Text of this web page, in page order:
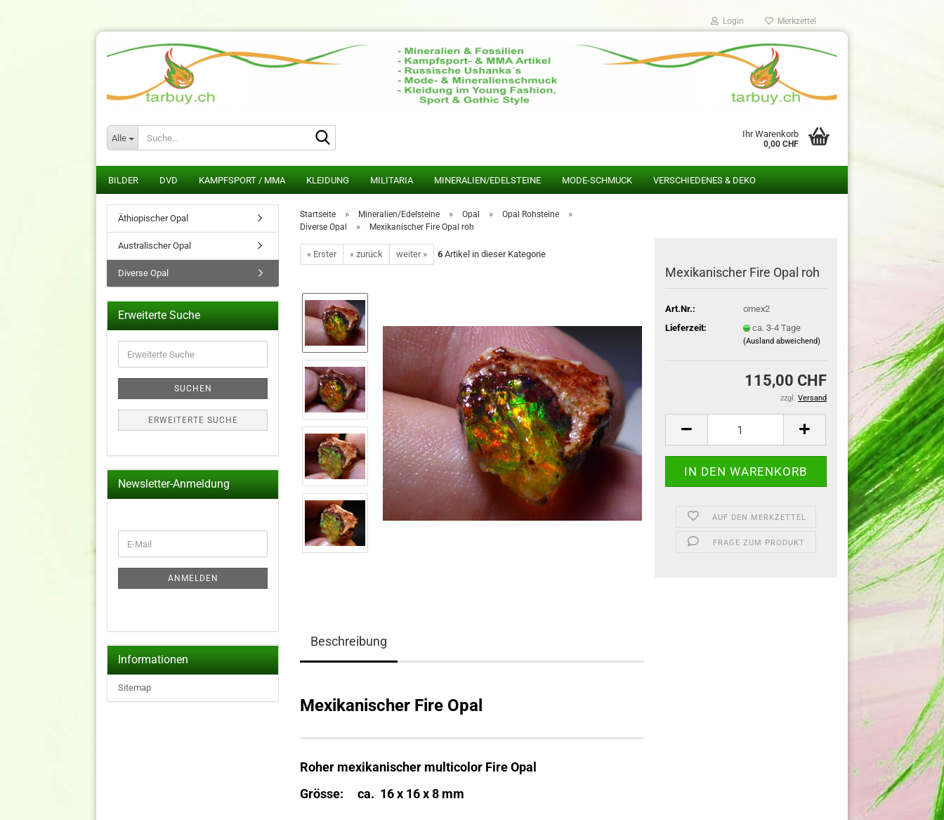
Login Merkzettel
Alle Ihr Warenkorb
0,00 CHF
BILDER DVD KAMPFSPORT / MMA KLEIDUNG MILITARIA MINERALIEN/EDELSTEINE MODE-SCHMUCK VERSCHIEDENES & DEKO
Startseite » Mineralien/Edelsteine » Opal » Opal Rohsteine »
Diverse Opal » Mexikanischer Fire Opal roh
« Erster « zurück weiter » 6 Artikel in dieser Kategorie
Mexikanischer Fire Opal roh
Art.Nr.:
omex2
Lieferzeit:
ca. 3-4 Tage
(Ausland abweichend)
115,00 CHF
zzgl. Versand
AUF DEN MERKZETTEL
FRAGE ZUM PRODUKT
Beschreibung
Mexikanischer Fire Opal
Roher mexikanischer multicolor Fire Opal
Grösse: ca. 16 x 16 x 8 mm
Äthiopischer Opal
Australischer Opal
Diverse Opal
Erweiterte Suche
Suche
SUCHEN
ERWEITERTE SUCHE
Newsletter-Anmeldung
ZUR
ANMELDUNG
E-
Mail
ANMELDEN
Informationen
Sitemap